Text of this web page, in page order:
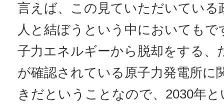
言えば、この見ていただいている
人と結ぼうという中においてもで
子力エネルギーから脱却をする、
が確認されている原子力発電所に
きだということなので、2030年